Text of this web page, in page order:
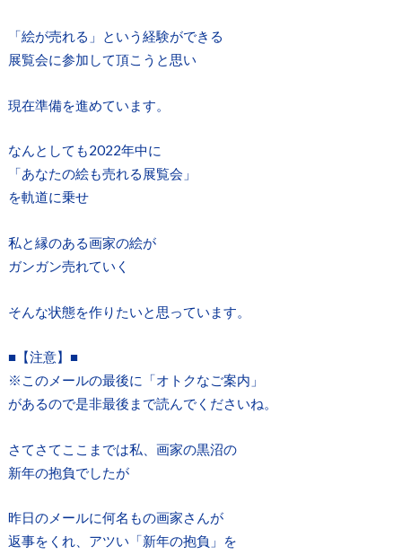
「絵が売れる」という経験ができる
展覧会に参加して頂こうと思い
現在準備を進めています。
なんとしても2022年中に
「あなたの絵も売れる展覧会」
を軌道に乗せ
私と縁のある画家の絵が
ガンガン売れていく
そんな状態を作りたいと思っています。
■【注意】■
※このメールの最後に「オトクなご案内」
があるので是非最後まで読んでくださいね。
さてさてここまでは私、画家の黒沼の
新年の抱負でしたが
昨日のメールに何名もの画家さんが
返事をくれ、アツい「新年の抱負」を